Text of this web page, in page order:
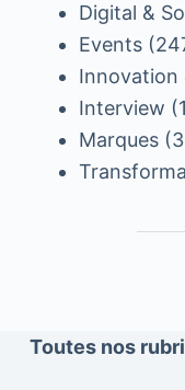
Digital &
Events
Innovation
Interview
Marques
Toutes nos